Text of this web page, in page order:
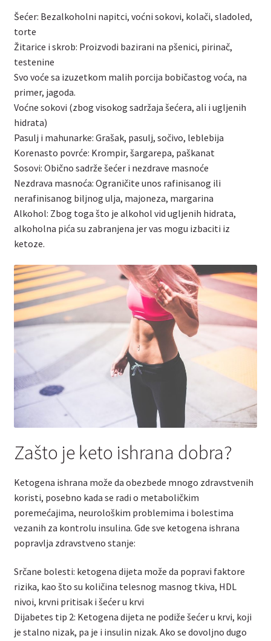
Šećer: Bezalkoholni napitci, voćni sokovi, kolači, sladoled,
torte
Žitarice i skrob: Proizvodi bazirani na pšenici, pirinač,
testenine
Svo voće sa izuzetkom malih porcija bobičastog voća, na
primer, jagoda.
Voćne sokovi (zbog visokog sadržaja šećera, ali i ugljenih
hidrata)
Pasulj i mahunarke: Grašak, pasulj, sočivo, leblebija
Korenasto povrće: Krompir, šargarepa, paškanat
Sosovi: Obično sadrže šećer i nezdrave masnoće
Nezdrava masnoća: Ograničite unos rafinisanog ili
nerafinisanog biljnog ulja, majoneza, margarina
Alkohol: Zbog toga što je alkohol vid ugljenih hidrata,
alkoholna pića su zabranjena jer vas mogu izbaciti iz
ketoze.
Zašto je keto ishrana dobra?
Ketogena ishrana može da obezbede mnogo zdravstvenih
koristi, posebno kada se radi o metaboličkim
poremećajima, neurološkim problemima i bolestima
vezanih za kontrolu insulina. Gde sve ketogena ishrana
popravlja zdravstveno stanje:
Srčane bolesti: ketogena dijeta može da popravi faktore
rizika, kao što su količina telesnog masnog tkiva, HDL
nivoi, krvni pritisak i šećer u krvi
Dijabetes tip 2: Ketogena dijeta ne podiže šećer u krvi, koji
je stalno nizak, pa je i insulin nizak. Ako se dovoljno dugo